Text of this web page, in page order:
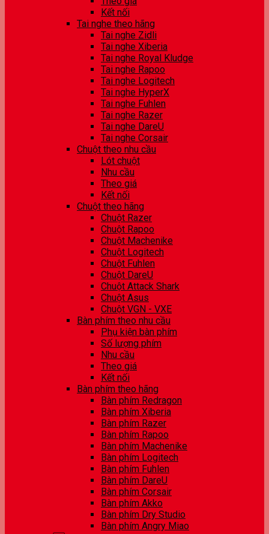
Kết nối
Tai nghe theo hãng
Tai nghe Zidli
Tai nghe Xiberia
Tai nghe Royal Kludge
Tai nghe Rapoo
Tai nghe Logitech
Tai nghe HyperX
Tai nghe Fuhlen
Tai nghe Razer
Tai nghe DareU
Tai nghe Corsair
Chuột theo nhu cầu
Lót chuột
Nhu cầu
Theo giá
Kết nối
Chuột theo hãng
Chuột Razer
Chuột Rapoo
Chuột Machenike
Chuột Logitech
Chuột Fuhlen
Chuột DareU
Chuột Attack Shark
Chuột Asus
Chuột VGN - VXE
Bàn phím theo nhu cầu
Phụ kiện bàn phím
Số lượng phím
Nhu cầu
Theo giá
Kết nối
Bàn phím theo hãng
Bàn phím Redragon
Bàn phím Xiberia
Bàn phím Razer
Bàn phím Rapoo
Bàn phím Machenike
Bàn phím Logitech
Bàn phím Fuhlen
Bàn phím DareU
Bàn phím Corsair
Bàn phím Akko
Bàn phím Dry Studio
Bàn phím Angry Miao